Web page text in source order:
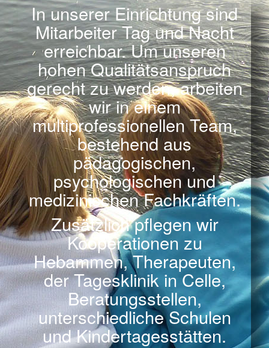
In unserer Einrichtung sind
Mitarbeiter Tag und Nacht
erreichbar. Um unseren
hohen Qualitätsanspruch
gerecht zu werden, arbeiten
wir in einem
multiprofessionellen Team,
bestehend aus
pädagogischen,
psychologischen und
medizinischen Fachkräften.
Zusätzlich pflegen wir
Kooperationen zu
Hebammen, Therapeuten,
der Tagesklinik in Celle,
Beratungsstellen,
unterschiedliche Schulen
und Kindertagesstätten.